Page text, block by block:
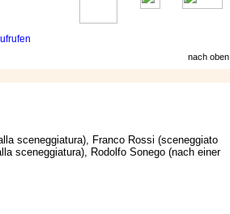
nach oben
sceneggiatura), Franco Rossi (sceneggiato
sceneggiatura), Rodolfo Sonego (nach einer